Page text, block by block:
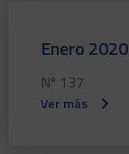
Enero 2020
Nº 137
Ver más